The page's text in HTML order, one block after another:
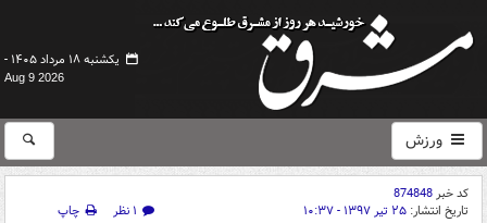
یکشنبه ۱۸ مرداد ۱۴۰۵ -
Aug 9 2026
ورزش
کد خبر874848
تاریخ انتشار: ۲۵ تیر ۱۳۹۷ - ۱۰:۳۷ ۱ نظر
چاپ